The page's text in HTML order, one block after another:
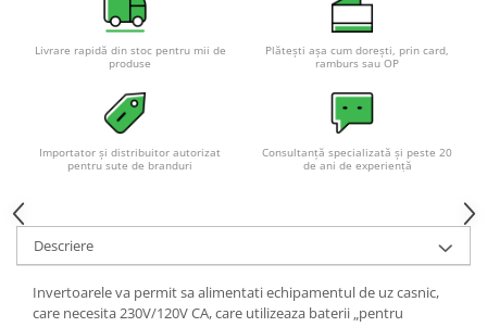
Sisteme fotovoltaice profesionale
Pachete sisteme fotovoltaice
Statii de incarcare
Cabluri de incarcare vehicule
Prize de incarcare vehicule
electrice
Accesorii
Turbine eoliene pentru casă
Livrare rapidă din stoc pentru mii de
produse
Plătești așa cum dorești, prin card,
ramburs sau OP
Importator și distribuitor autorizat
pentru sute de branduri
Consultanță specializată și peste 20
de ani de experiență
Descriere
Invertoarele va permit sa alimentati echipamentul de uz casnic,
care necesita 230V/120V CA, care utilizeaza baterii „pentru